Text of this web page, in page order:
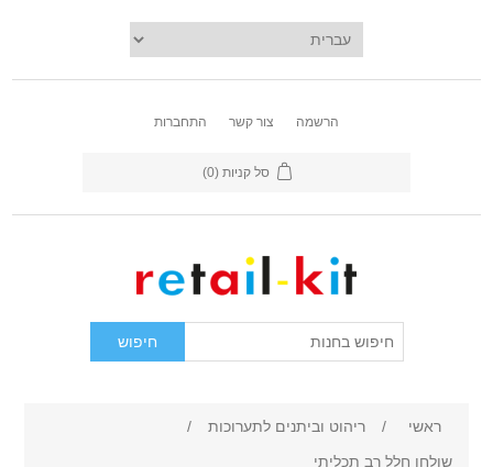
הרשמה צור קשר התחברות
סל קניות (0)
ראשי / ריהוט וביתנים לתערוכות
/
שולחן חלל רב תכליתי